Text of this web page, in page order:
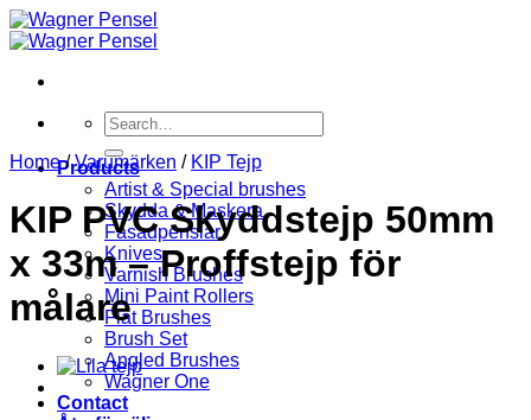
Skip
to
Search
for:
Products
Artist & Special brushes
Skydda & Maskera
Fasadpenslar
Knives
Varnish Brushes
Mini Paint Rollers
Flat Brushes
Brush Set
Angled Brushes
Wagner One
Contact
Home / Varumärken / KIP Tejp
KIP PVC Skyddstejp 50mm
x 33m – Proffstejp för
målare